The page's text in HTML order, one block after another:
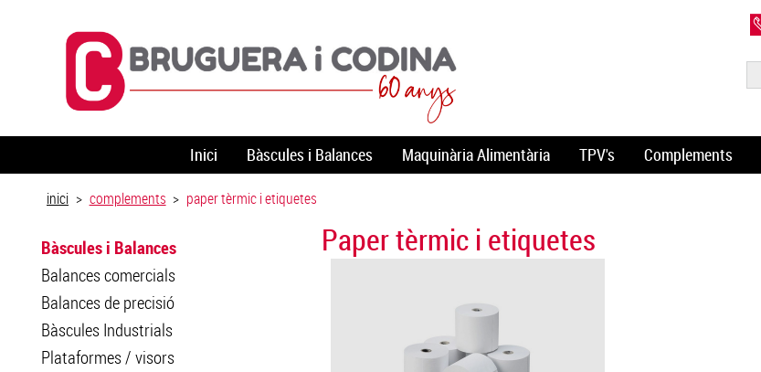
Inici Bàscules i Balances Maquinària Alimentària TPV's Complements
inici > complements > paper tèrmic i etiquetes
Bàscules i Balances
Balances comercials
Balances de precisió
Bàscules Industrials
Plataformes / visors
Paper tèrmic i etiquetes